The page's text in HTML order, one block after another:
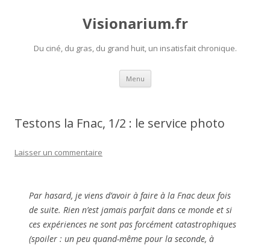
Visionarium.fr
Du ciné, du gras, du grand huit, un insatisfait chronique.
Menu Aller
contenu
Testons la Fnac, 1/2 : le service photo
Laisser un commentaire
Par hasard, je viens d’avoir à faire à la Fnac deux fois
de suite. Rien n’est jamais parfait dans ce monde et si
ces expériences ne sont pas forcément catastrophiques
(spoiler : un peu quand-même pour la seconde, à